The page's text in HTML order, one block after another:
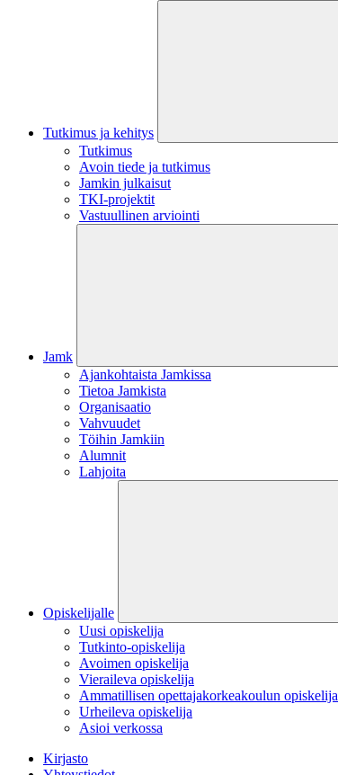
Tutkimus ja kehitys
Tutkimus
Avoin tiede ja tutkimus
Jamkin julkaisut
TKI-projektit
Vastuullinen arviointi
Jamk
Ajankohtaista Jamkissa
Tietoa Jamkista
Organisaatio
Vahvuudet
Töihin Jamkiin
Alumnit
Lahjoita
Opiskelijalle
Uusi opiskelija
Tutkinto-opiskelija
Avoimen opiskelija
Vieraileva opiskelija
Ammatillisen opettajakorkeakoulun opiskelija
Urheileva opiskelija
Asioi verkossa
Kirjasto